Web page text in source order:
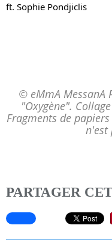
ft. Sophie Pondjiclis
© eMmA MessanA
"Oxygène".
Fragments de
n'est
PARTAGER